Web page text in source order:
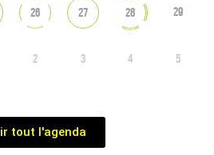
26 27 28 29
2 3 4 5
tout l'agenda